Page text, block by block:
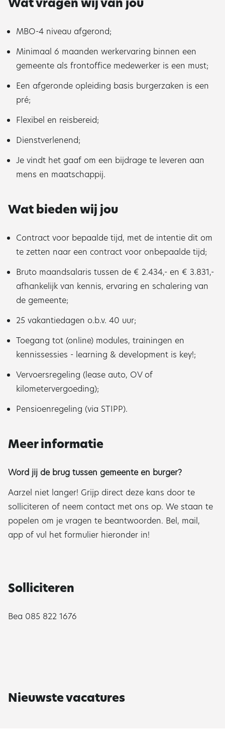
MBO-4 niveau afgerond;
Minimaal 6 maanden werkervaring binnen een
gemeente als frontoffice medewerker is een must;
Een afgeronde opleiding basis burgerzaken is een
pré;
Flexibel en reisbereid;
Dienstverlenend;
Je vindt het gaaf om een bijdrage te leveren aan
mens en maatschappij.
Wat bieden wij jou
Contract voor bepaalde tijd, met de intentie dit om
te zetten naar een contract voor onbepaalde tijd;
Bruto maandsalaris tussen de € 2.434,- en € 3.831,-
afhankelijk van kennis, ervaring en schalering van
de gemeente;
25 vakantiedagen o.b.v. 40 uur;
Toegang tot (online) modules, trainingen en
kennissessies - learning & development is key!;
Vervoersregeling (lease auto, OV of
kilometervergoeding);
Pensioenregeling (via STIPP).
Meer informatie
Word jij de brug tussen gemeente en burger?
Aarzel niet langer! Grijp direct deze kans door te
solliciteren of neem contact met ons op. We staan te
popelen om je vragen te beantwoorden. Bel, mail,
app of vul het formulier hieronder in!
Solliciteren
Bea 085 822 1676
Nieuwste vacatures